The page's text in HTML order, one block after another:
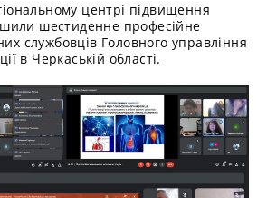
центрі підвищення
шестиденне професійне
службовців Головного управління
в Черкаській області.